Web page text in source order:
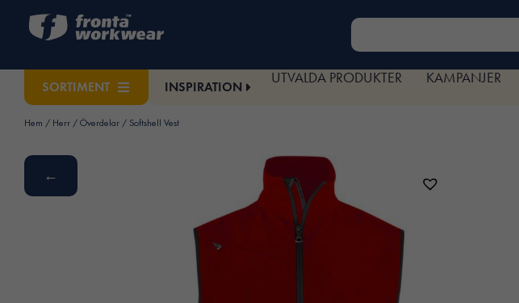
SORTIMENT INSPIRATION
UTVALDA PRODUKTER KAMPANJER
Hem / Herr / Överdelar / Softshell Vest
←